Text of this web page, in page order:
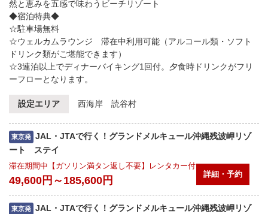
然と恵みを五感で味わうビーチリゾート
◆宿泊特典◆
☆駐車場無料
☆ウェルカムラウンジ 滞在中利用可能（アルコール類・ソフト
ドリンク類がご堪能できます）
☆3連泊以上でディナーバイキング1回付。夕食時ドリンクがフリ
ーフローとなります。
設定エリア 西海岸 読谷村
東京発 JAL・JTAで行く！グランドメルキュール沖縄残波岬リゾ
ート ステイ
滞在期間中【ガソリン満タン返し不要】レンタカー付
49,600円～185,600円
詳細・予約
東京発 JAL・JTAで行く！グランドメルキュール沖縄残波岬リゾ